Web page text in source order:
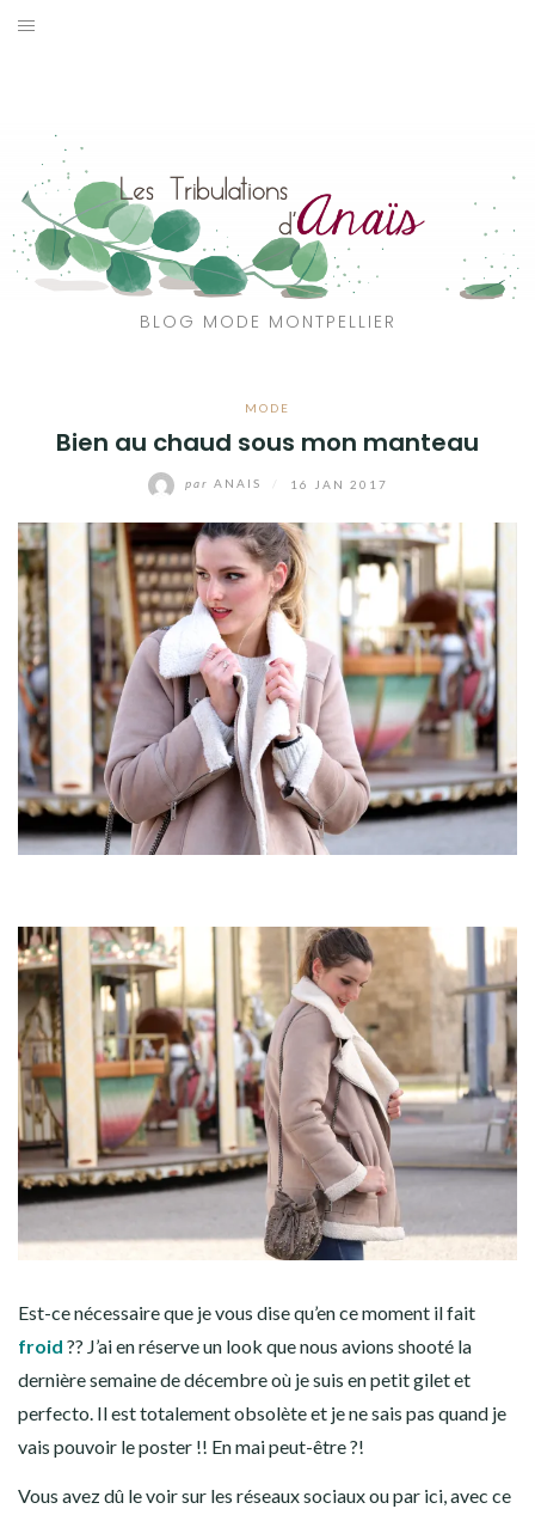
Aller
BLOG MODE MONTPELLIER
MODE
Bien au chaud sous mon manteau
par ANAIS 16 JAN 2017
Est-ce nécessaire que je vous dise qu’en ce moment il fait
froid ?? J’ai en réserve un look que nous avions shooté la
dernière semaine de décembre où je suis en petit gilet et
perfecto. Il est totalement obsolète et je ne sais pas quand je
vais pouvoir le poster !! En mai peut-être ?!
Vous avez dû le voir sur les réseaux sociaux ou par ici, avec ce
CATÉGORIES
VOYAGE
MON DRESSING